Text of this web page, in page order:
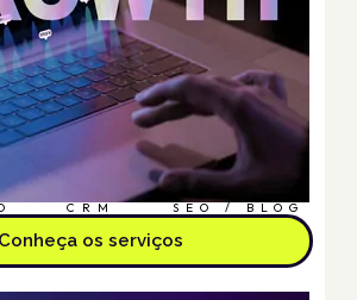
CRM SEO / BLOG
Conheça os serviços